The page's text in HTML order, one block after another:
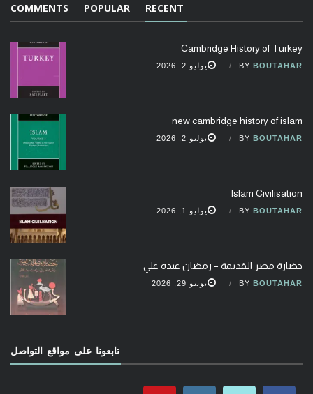
RECENT
POPULAR
COMMENTS
Cambridge History of Turkey
BY BOUTAHAR يوليو 2, 2026
new cambridge history of islam
BY BOUTAHAR يوليو 2, 2026
Islam Civilisation
BY BOUTAHAR يوليو 1, 2026
حضارة مصر القديمة – رمضان عبده علي
BY BOUTAHAR يونيو 29, 2026
تابعونا على مواقع التواصل